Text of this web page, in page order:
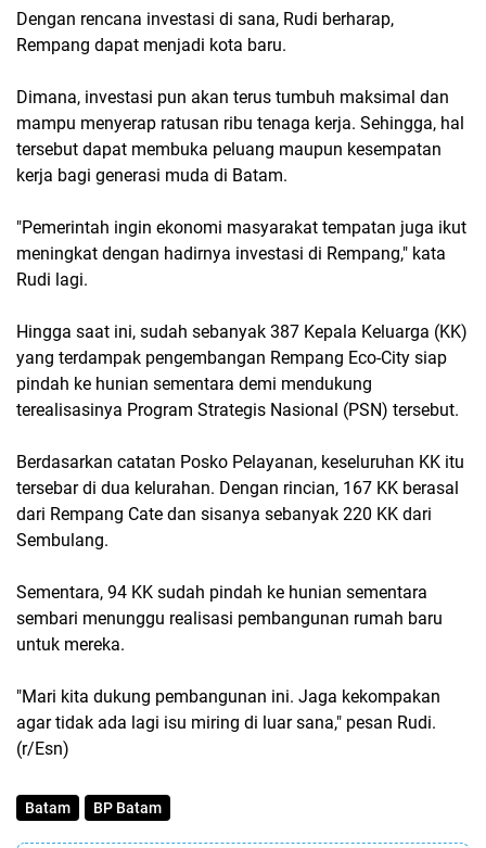
Dengan rencana investasi di sana, Rudi berharap,
Rempang dapat menjadi kota baru.
Dimana, investasi pun akan terus tumbuh maksimal dan
mampu menyerap ratusan ribu tenaga kerja. Sehingga, hal
tersebut dapat membuka peluang maupun kesempatan
kerja bagi generasi muda di Batam.
"Pemerintah ingin ekonomi masyarakat tempatan juga ikut
meningkat dengan hadirnya investasi di Rempang," kata
Rudi lagi.
Hingga saat ini, sudah sebanyak 387 Kepala Keluarga (KK)
yang terdampak pengembangan Rempang Eco-City siap
pindah ke hunian sementara demi mendukung
terealisasinya Program Strategis Nasional (PSN) tersebut.
Berdasarkan catatan Posko Pelayanan, keseluruhan KK itu
tersebar di dua kelurahan. Dengan rincian, 167 KK berasal
dari Rempang Cate dan sisanya sebanyak 220 KK dari
Sembulang.
Sementara, 94 KK sudah pindah ke hunian sementara
sembari menunggu realisasi pembangunan rumah baru
untuk mereka.
"Mari kita dukung pembangunan ini. Jaga kekompakan
agar tidak ada lagi isu miring di luar sana," pesan Rudi.
(r/Esn)
Batam BP Batam